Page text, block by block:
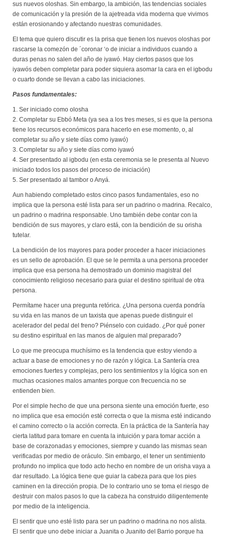
sus nuevos oloshas. Sin embargo, la ambición, las tendencias sociales
de comunicación y la presión de la ajetreada vida moderna que vivimos
están erosionando y afectando nuestras comunidades.
El tema que quiero discutir es la prisa que tienen los nuevos oloshas por
rascarse la comezón de ´coronar ‘o de iniciar a individuos cuando a
duras penas no salen del año de iyawó. Hay ciertos pasos que los
iyawós deben completar para poder siquiera asomar la cara en el igbodu
o cuarto donde se llevan a cabo las iniciaciones.
Pasos fundamentales:
1. Ser iniciado como olosha
2. Completar su Ebbó Meta (ya sea a los tres meses, si es que la persona
tiene los recursos económicos para hacerlo en ese momento, o, al
completar su año y siete días como iyawó)
3. Completar su año y siete días como iyawó
4. Ser presentado al igbodu (en esta ceremonia se le presenta al Nuevo
iniciado todos los pasos del proceso de iniciación)
5. Ser presentado al tambor o Anyá.
Aun habiendo completado estos cinco pasos fundamentales, eso no
implica que la persona esté lista para ser un padrino o madrina. Recalco,
un padrino o madrina responsable. Uno también debe contar con la
bendición de sus mayores, y claro está, con la bendición de su orisha
tutelar.
La bendición de los mayores para poder proceder a hacer iniciaciones
es un sello de aprobación. El que se le permita a una persona proceder
implica que esa persona ha demostrado un dominio magistral del
conocimiento religioso necesario para guiar el destino spiritual de otra
persona.
Permítame hacer una pregunta retórica. ¿Una persona cuerda pondría
su vida en las manos de un taxista que apenas puede distinguir el
acelerador del pedal del freno? Piénselo con cuidado. ¿Por qué poner
su destino espiritual en las manos de alguien mal preparado?
Lo que me preocupa muchísimo es la tendencia que estoy viendo a
actuar a base de emociones y no de razón y lógica. La Santería crea
emociones fuertes y complejas, pero los sentimientos y la lógica son en
muchas ocasiones malos amantes porque con frecuencia no se
entienden bien.
Por el simple hecho de que una persona siente una emoción fuerte, eso
no implica que esa emoción esté correcta o que la misma esté indicando
el camino correcto o la acción correcta. En la práctica de la Santería hay
cierta latitud para tomare en cuenta la intuición y para tomar acción a
base de corazonadas y emociones, siempre y cuando las mismas sean
verificadas por medio de oráculo. Sin embargo, el tener un sentimiento
profundo no implica que todo acto hecho en nombre de un orisha vaya a
dar resultado. La lógica tiene que guiar la cabeza para que los pies
caminen en la dirección propia. De lo contrario uno se toma el riesgo de
destruir con malos pasos lo que la cabeza ha construido diligentemente
por medio de la inteligencia.
El sentir que uno esté listo para ser un padrino o madrina no nos alista.
El sentir que uno debe iniciar a Juanita o Juanito del Barrio porque ha